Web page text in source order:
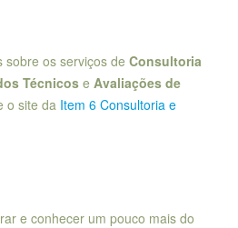
sobre os serviços de Consultoria
Técnicos e Avaliações de
o site da Item 6 Consultoria e
e conhecer um pouco mais do